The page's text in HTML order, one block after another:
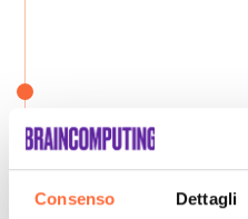
Consenso Dettagli